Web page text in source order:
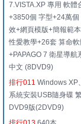
7.VISTA.XP 專用 軟體
+3850個 字型+24萬個
效+網頁模版+簡報範
性愛教學+26套 算命軟
+PAPAGO 7 衛星導航
中文 (8DVD9)
排行011 Windows XP
系統安裝USB隨身碟
DVD9版(2DVD9)